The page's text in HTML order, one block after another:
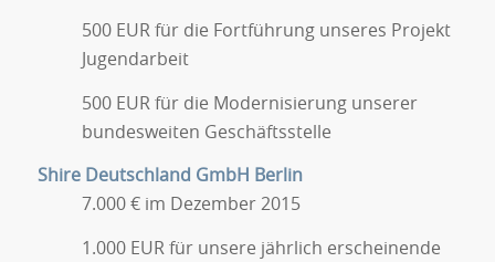
500 EUR für die Fortführung unseres Projekt
Jugendarbeit
500 EUR für die Modernisierung unserer
bundesweiten Geschäftsstelle
Shire Deutschland GmbH Berlin
7.000 € im Dezember 2015
1.000 EUR für unsere jährlich erscheinende